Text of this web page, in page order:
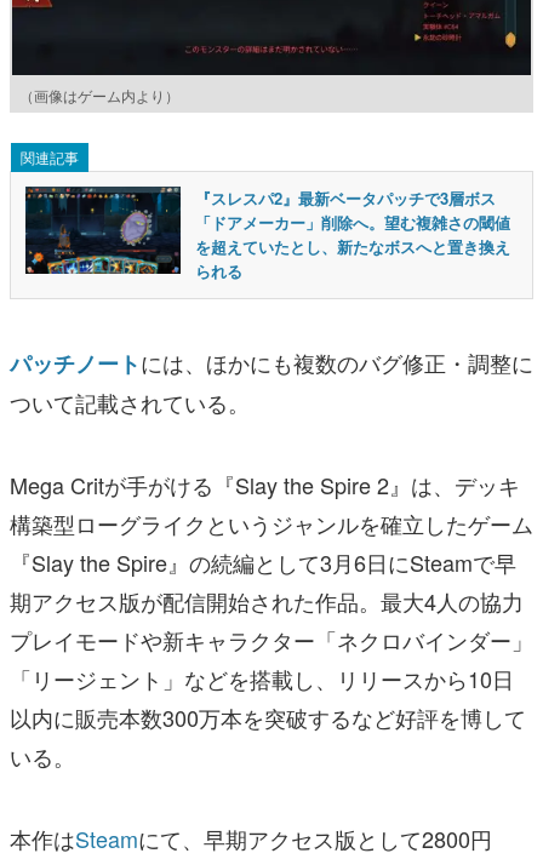
（画像はゲーム内より）
関連記事
『スレスパ2』最新ベータパッチで3層ボス
「ドアメーカー」削除へ。望む複雑さの閾値
を超えていたとし、新たなボスへと置き換え
られる
パッチノートには、ほかにも複数のバグ修正・調整に
ついて記載されている。
Mega Critが手がける『Slay the Spire 2』は、デッキ
構築型ローグライクというジャンルを確立したゲーム
『Slay the Spire』の続編として3月6日にSteamで早
期アクセス版が配信開始された作品。最大4人の協力
プレイモードや新キャラクター「ネクロバインダー」
「リージェント」などを搭載し、リリースから10日
以内に販売本数300万本を突破するなど好評を博して
いる。
本作はSteamにて、早期アクセス版として2800円